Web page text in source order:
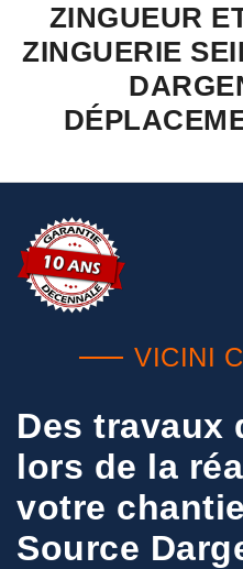
ZINGUEUR
ZINGUERIE
VICINI
Des travaux
lors de la
votre
Source